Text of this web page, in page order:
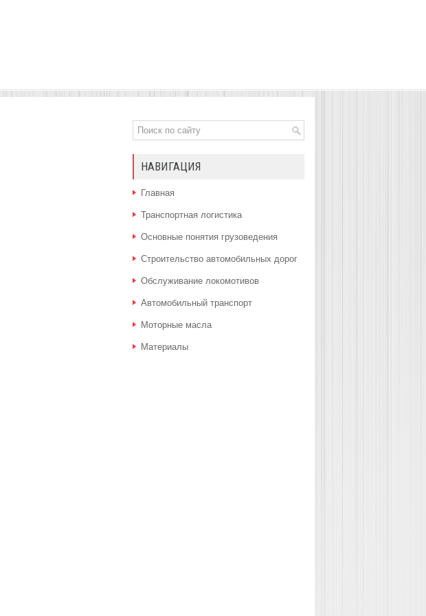
НАВИГАЦИЯ
Главная
Транспортная логистика
Основные понятия грузоведения
Строительство автомобильных дорог
Обслуживание локомотивов
Автомобильный транспорт
Моторные масла
Материалы